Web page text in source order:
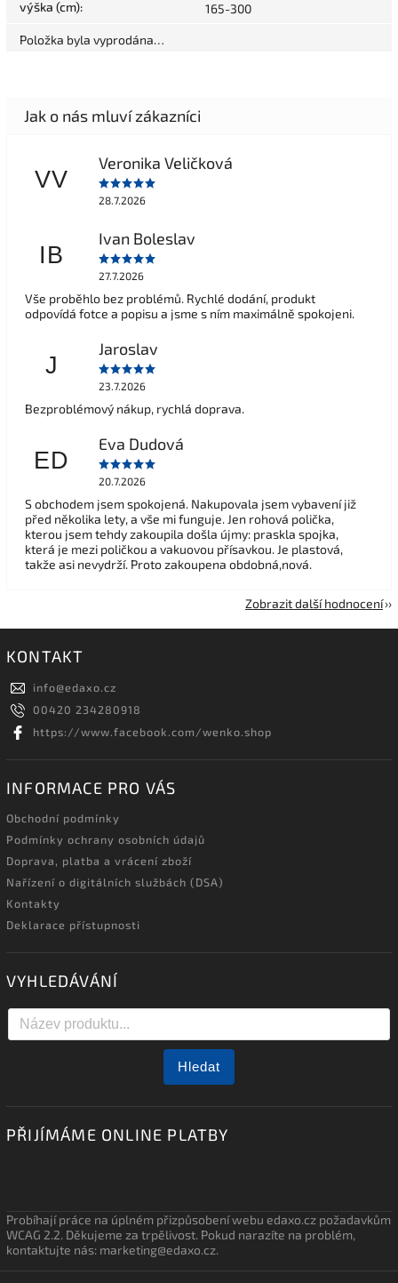
výška (cm): 165-300
Položka byla vyprodána…
VV
Veronika Veličková
28.7.2026
IB
Ivan Boleslav
27.7.2026
Vše proběhlo bez problémů. Rychlé dodání, produkt
odpovídá fotce a popisu a jsme s ním maximálně spokojeni.
J
Jaroslav
23.7.2026
Bezproblémový nákup, rychlá doprava.
ED
Eva Dudová
20.7.2026
S obchodem jsem spokojená. Nakupovala jsem vybavení již
před několika lety, a vše mi funguje. Jen rohová polička,
kterou jsem tehdy zakoupila došla újmy: praskla spojka,
která je mezi poličkou a vakuovou přísavkou. Je plastová,
takže asi nevydrží. Proto zakoupena obdobná,nová.
Zobrazit další hodnocení
KONTAKT
info@edaxo.cz
00420 234280918
https://www.facebook.com/wenko.shop
INFORMACE PRO VÁS
Obchodní podmínky
Podmínky ochrany osobních údajů
Doprava, platba a vrácení zboží
Nařízení o digitálních službách (DSA)
Kontakty
Deklarace přístupnosti
VYHLEDÁVÁNÍ
Hledat
PŘIJÍMÁME ONLINE PLATBY
Probíhají práce na úplném přizpůsobení webu edaxo.cz požadavkům
WCAG 2.2. Děkujeme za trpělivost. Pokud narazíte na problém,
kontaktujte nás: marketing@edaxo.cz.